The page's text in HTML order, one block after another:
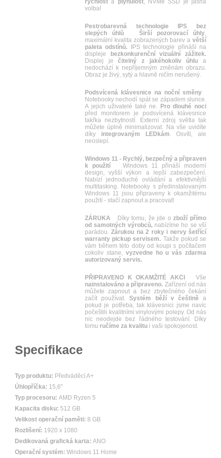
rychlost a plynulost, NVMe SSD je jasná
volba!
Pestrobarevná technologie IPS bez
slepých úhlů
Širší pozorovací úhly,
maximální kvalita zobrazených barev a větší
paleta odstínů. IPS technologie přináší na
displeje
bezkonkurenční vizuální zážitek.
Displej ječitelný z jakéhokoliv úhlu a
nedochází k nepříjemným změnám obrazu.
Obraz je živý, sytý a hlavně ničím nerušený.
Podsvícená klávesnice na noční směny
Notebooky nechodí spát se západem slunce.
A jejich uživatelé také ne.
Pro dlouhé noci
před monitorem je podsvícená klávesnice
takřka nezbytností. Externí zdroj světla tak
můžete úplně minimalizovat. Na vše uvidíte
díky integrovaným LEDkám. Osvítí, ale
neoslepí.
Windows 11 - Rychlý, bezpečný a připraven
k použití Windows 11 přináší moderní
design, vyšší výkon a lepší zabezpečení.
Nabízí jednoduché ovládání a efektivnější
multitasking. Notebooky s předinstalovaným
Windows 11 jsou připraveny k okamžitému
použití - stačí zapnout a pracovat!
ZÁRUKA Díky tomu, že jde ozboží přímo
od samotných výrobců,nabízíme ho se vší
parádou.Zárukou na 2 roky i nervy šetřící
warranty pickup servisem. Takže pokud se
vám během této doby od koupi s počítačem
cokoliv stane, vyzvedne ho u vás zdarma
autorizovaný servis.
PŘIPRAVENO K OKAMŽITÉ AKCI
Vše
nainstalováno a připraveno. Zařízení od nás
můžete zapnout a bez zbytečného čekání
začít používat.Systém běží v češtině a
pokud je potřeba, tak klávesnici jsme navíc
počeštili kvalitními vinylovými polepy. Od nás
nic neodejde bez řádného testování. Díky
tomu ručíme za kvalitu i vaši spokojenost.
Specifikace
Typ produktu: Předváděcí A+
Úhlopříčka: 15,6"
Typ procesoru: AMD Ryzen 5
Kapacita disku: 512 GB
Velikost operační paměti: 8 GB
Rozlišení: 1920 x 1080
Dedikovaná grafická karta: ANO
Operační systém: Windows 11 Home